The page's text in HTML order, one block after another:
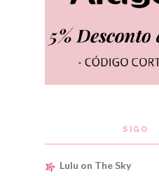
SIGO
Lulu on The Sky